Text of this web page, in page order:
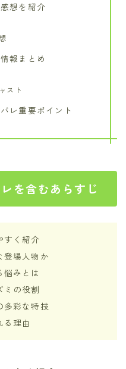
想を紹介
報まとめ
スト
レ重要ポイント
を含むあらすじ
すく紹介
登場人物か
悩みとは
ミの役割
多彩な特技
理由